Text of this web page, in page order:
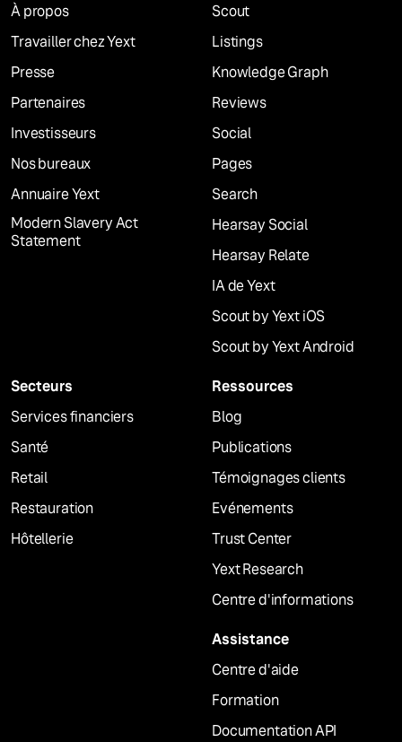
À propos
Travailler chez Yext
Presse
Partenaires
Investisseurs
Nos bureaux
Annuaire Yext
Modern Slavery Act
Statement
Scout
Listings
Knowledge Graph
Reviews
Social
Pages
Search
Hearsay Social
Hearsay Relate
IA de Yext
Scout by Yext iOS
Scout by Yext Android
Secteurs
Services financiers
Santé
Retail
Restauration
Hôtellerie
Ressources
Blog
Publications
Témoignages clients
Evénements
Trust Center
Yext Research
Centre d'informations
Assistance
Centre d'aide
Formation
Documentation API